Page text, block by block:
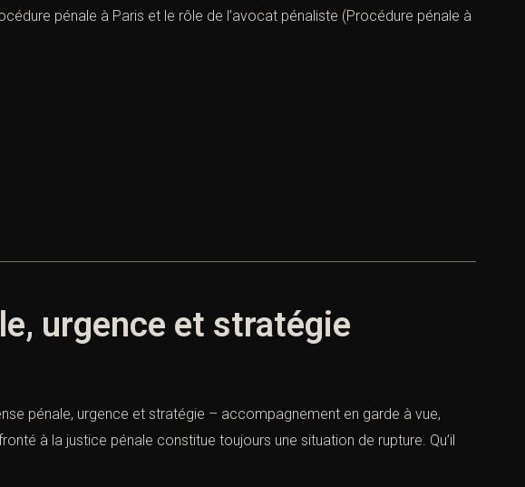
pénale à Paris et le rôle de l’avocat pénaliste (Procédure pénale à
urgence et stratégie
pénale, urgence et stratégie – accompagnement en garde à vue,
à la justice pénale constitue toujours une situation de rupture. Qu’il